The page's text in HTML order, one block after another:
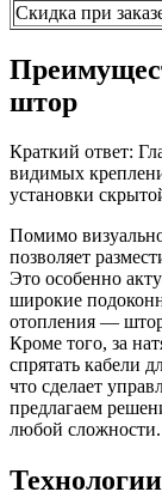
Скидка при
штор
Краткий ответ:
видимых
установки
Помимо
позволяет
Это особенно
широкие
отопления —
Кроме того, за
спрятать кабели
что сделает
предлагаем
любой сложности.